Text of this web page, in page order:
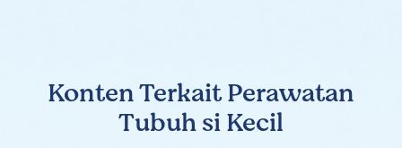
Konten Terkait Perawatan
Tubuh si Kecil